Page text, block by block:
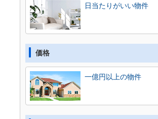
日当たりがいい物件
価格
一億円以上の物件